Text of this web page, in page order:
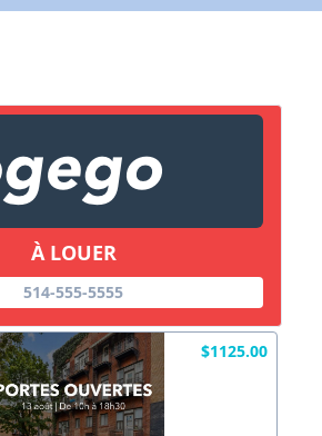
À LOUER
514-555-5555
$1125.00
(sera inclus dans courriel)
X Fermer
X Fermer